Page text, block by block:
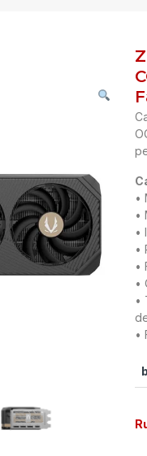
•
•
•
•
•
•
•
•